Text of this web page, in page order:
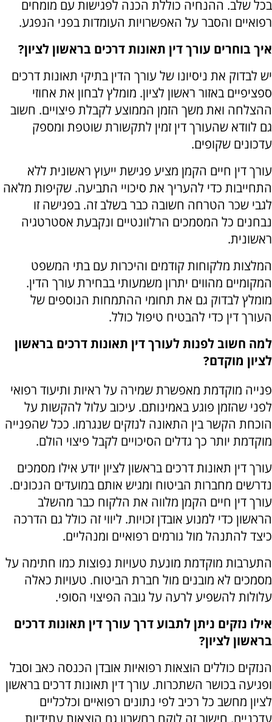
בכל שלב. ההנחיה כוללת הכנה לפגישות עם מומחים
רפואיים והסבר על האפשרויות העומדות בפני הנפגע.
איך בוחרים עורך דין תאונות דרכים בראשון לציון?
יש לבדוק את ניסיונו של עורך הדין בתיקי תאונות דרכים
ספציפיים באזור ראשון לציון. מומלץ לבחון את אחוזי
ההצלחה ואת משך הזמן הממוצע לקבלת פיצויים. חשוב
גם לוודא שהעורך דין זמין לתקשורת שוטפת ומספק
עדכונים שקופים.
עורך דין חיים הקמן מציע פגישת ייעוץ ראשונית ללא
התחייבות כדי להעריך את סיכויי התביעה. שקיפות מלאה
לגבי שכר הטרחה חשובה כבר בשלב זה. בפגישה זו
נבחנים כל המסמכים הרלוונטיים ונקבעת אסטרטגיה
ראשונית.
המלצות מלקוחות קודמים והיכרות עם בתי המשפט
המקומיים מהווים יתרון משמעותי בבחירת עורך הדין.
מומלץ לבדוק גם את תחומי ההתמחות הנוספים של
העורך דין כדי להבטיח טיפול כולל.
למה חשוב לפנות לעורך דין תאונות דרכים בראשון
לציון מוקדם?
פנייה מוקדמת מאפשרת שמירה על ראיות ותיעוד רפואי
לפני שהזמן פוגע באמינותם. עיכוב עלול להקשות על
הוכחת הקשר בין התאונה לנזקים שנגרמו. ככל שהפנייה
מוקדמת יותר כך גדלים הסיכויים לקבל פיצוי הולם.
עורך דין תאונות דרכים בראשון לציון יודע אילו מסמכים
נדרשים מחברות הביטוח ומגיש אותם במועדים הנכונים.
עורך דין חיים הקמן מלווה את הלקוח כבר מהשלב
הראשון כדי למנוע אובדן זכויות. ליווי זה כולל גם הדרכה
כיצד להתנהל מול גורמים רפואיים ומנהליים.
התערבות מוקדמת מונעת טעויות נפוצות כמו חתימה על
מסמכים לא מובנים מול חברת הביטוח. טעויות כאלה
עלולות להשפיע לרעה על גובה הפיצוי הסופי.
אילו נזקים ניתן לתבוע דרך עורך דין תאונות דרכים
בראשון לציון?
הנזקים כוללים הוצאות רפואיות אובדן הכנסה כאב וסבל
ופגיעה בכושר השתכרות. עורך דין תאונות דרכים בראשון
לציון מחשב כל רכיב לפי נתונים רפואיים וכלכליים